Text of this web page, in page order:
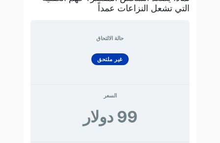
التي تشعل النزاعات عمداً
حالة الالتحاق
غير ملتحق
السعر
99 دولار